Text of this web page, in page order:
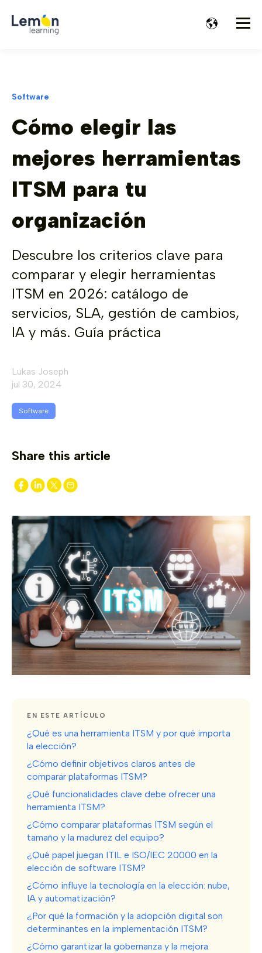
Software
Cómo elegir las
mejores herramientas
ITSM para tu
organización
Descubre los criterios clave para
comparar y elegir herramientas
ITSM en 2026: catálogo de
servicios, SLA, gestión de cambios,
IA y más. Guía práctica
Lukas Joseph
jul 30, 2024
Software
Share this article
EN ESTE ARTÍCULO
¿Qué es una herramienta ITSM y por qué importa
la elección?
¿Cómo definir objetivos claros antes de
comparar plataformas ITSM?
¿Qué funcionalidades clave debe ofrecer una
herramienta ITSM?
¿Cómo comparar plataformas ITSM según el
tamaño y la madurez del equipo?
¿Qué papel juegan ITIL e ISO/IEC 20000 en la
elección de software ITSM?
¿Cómo influye la tecnología en la elección: nube,
IA y automatización?
¿Por qué la formación y la adopción digital son
determinantes en la implementación ITSM?
¿Cómo garantizar la gobernanza y la mejora